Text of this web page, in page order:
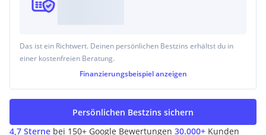
Das ist ein Richtwert. Deinen persönlichen Bestzins erhältst du in
einer kostenfreien Beratung.
Finanzierungsbeispiel anzeigen
4,7 Sterne bei 150+ Google Bewertungen 30.000+ Kunden
Persönlichen Bestzins sichern